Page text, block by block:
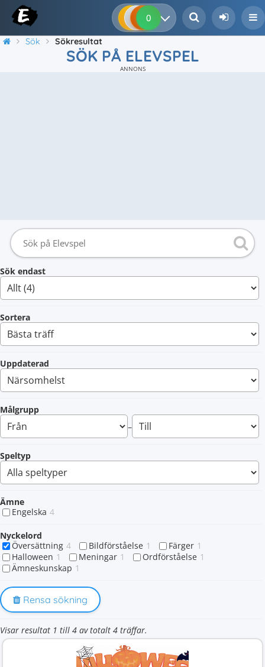
0 0 0
Sök Sökresultat
SÖK PÅ ELEVSPEL
ANNONS
Sök endast
Sortera
Uppdaterad
Målgrupp
–
Speltyp
Ämne
Engelska 4
Nyckelord
Översättning 4 Bildförståelse 1 Färger 1
Halloween 1 Meningar 1 Ordförståelse 1
Ämneskunskap 1
Rensa sökning
Visar resultat 1 till 4 av totalt 4 träffar.